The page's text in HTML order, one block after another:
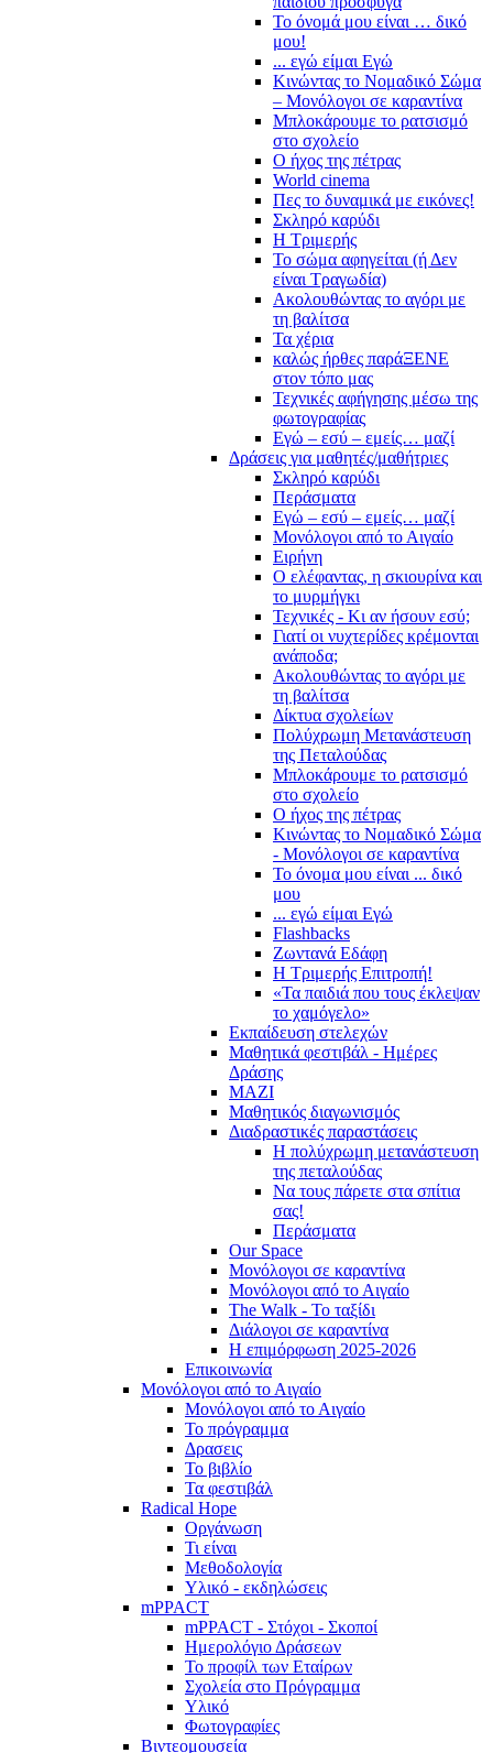
Το όνομά μου είναι … δικό
μου!
... εγώ είμαι Εγώ
Κινώντας το Νομαδικό Σώμα
– Μονόλογοι σε καραντίνα
Μπλοκάρουμε το ρατσισμό
στο σχολείο
Ο ήχος της πέτρας
World cinema
Πες το δυναμικά με εικόνες!
Σκληρό καρύδι
Η Τριμερής
Το σώμα αφηγείται (ή Δεν
είναι Τραγωδία)
Ακολουθώντας το αγόρι με
τη βαλίτσα
Τα χέρια
καλώς ήρθες παράΞΕΝΕ
στον τόπο μας
Τεχνικές αφήγησης μέσω της
φωτογραφίας
Εγώ – εσύ – εμείς… μαζί
Δράσεις για μαθητές/μαθήτριες
Σκληρό καρύδι
Περάσματα
Εγώ – εσύ – εμείς… μαζί
Μονόλογοι από το Αιγαίο
Ειρήνη
Ο ελέφαντας, η σκιουρίνα και
το μυρμήγκι
Τεχνικές - Κι αν ήσουν εσύ;
Γιατί οι νυχτερίδες κρέμονται
ανάποδα;
Ακολουθώντας το αγόρι με
τη βαλίτσα
Δίκτυα σχολείων
Πολύχρωμη Μετανάστευση
της Πεταλούδας
Μπλοκάρουμε το ρατσισμό
στο σχολείο
Ο ήχος της πέτρας
Κινώντας το Νομαδικό Σώμα
- Μονόλογοι σε καραντίνα
Το όνομα μου είναι ... δικό
μου
... εγώ είμαι Εγώ
Flashbacks
Ζωντανά Εδάφη
Η Τριμερής Επιτροπή!
«Τα παιδιά που τους έκλεψαν
το χαμόγελο»
Εκπαίδευση στελεχών
Μαθητικά φεστιβάλ - Ημέρες
Δράσης
ΜΑΖΙ
Μαθητικός διαγωνισμός
Διαδραστικές παραστάσεις
Η πολύχρωμη μετανάστευση
της πεταλούδας
Να τους πάρετε στα σπίτια
σας!
Περάσματα
Our Space
Μονόλογοι σε καραντίνα
Μονόλογοι από το Αιγαίο
The Walk - Το ταξίδι
Διάλογοι σε καραντίνα
Η επιμόρφωση 2025-2026
Επικοινωνία
Μονόλογοι από το Αιγαίο
Μονόλογοι από το Αιγαίο
Το πρόγραμμα
Δρασεις
Το βιβλίο
Τα φεστιβάλ
Radical Hope
Οργάνωση
Τι είναι
Μεθοδολογία
Υλικό - εκδηλώσεις
mPPACT
mPPACT - Στόχοι - Σκοποί
Ημερολόγιο Δράσεων
Το προφίλ των Εταίρων
Σχολεία στο Πρόγραμμα
Υλικό
Φωτογραφίες
Βιντεομουσεία